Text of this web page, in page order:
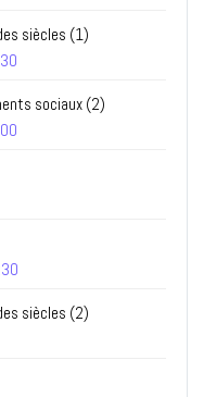
siècles (1)
sociaux (2)
siècles (2)